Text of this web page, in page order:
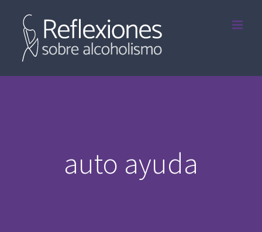
contenido
auto ayuda